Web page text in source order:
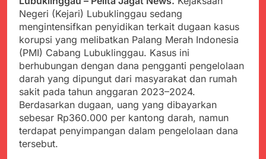
Kabupaten Sukabumi
Angkat Bicara
Satgas Yonif 310/KK
Lakukan Pengecatan
Dan Pembenahan
Juli 21, 2024
Kadinkes kab. Sukabumi
Angkat Bicara Terkait
Dugaan pembelian obat
yang akan Kadaluarsa
oleh Puskesmas
Juli 21, 2024
Diduga Pembelian Obat
oleh Puskesmas di
Kab. Sukabumi yang
akan Kadaluarsa.
Juli 20, 2024
Tunjukan
Perhatiannya, Satgas
Yonif 310/KK Berikan
Negeri (Kejari) Lubuklinggau sedang
mengintensifkan penyidikan terkait dugaan kasus
korupsi yang melibatkan Palang Merah Indonesia
(PMI) Cabang Lubuklinggau. Kasus ini
berhubungan dengan dana pengganti pengelolaan
darah yang dipungut dari masyarakat dan rumah
sakit pada tahun anggaran 2023–2024.
Berdasarkan dugaan, uang yang dibayarkan
sebesar Rp360.000 per kantong darah, namun
terdapat penyimpangan dalam pengelolaan dana
tersebut.